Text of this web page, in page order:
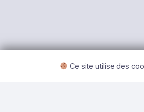
Ce site utilise des